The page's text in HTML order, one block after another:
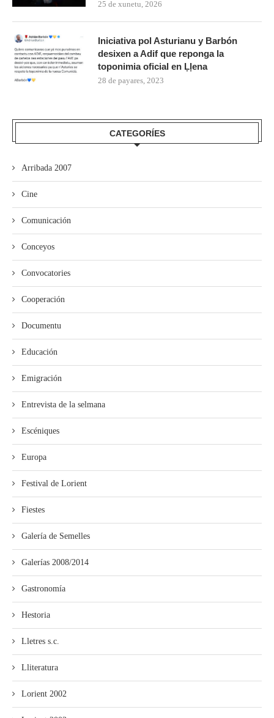
25 de xunetu, 2026
Iniciativa pol Asturianu y Barbón
desixen a Adif que reponga la
toponimia oficial en Ḷḷena
28 de payares, 2023
CATEGORÍES
Arribada 2007
Cine
Comunicación
Conceyos
Convocatories
Cooperación
Documentu
Educación
Emigración
Entrevista de la selmana
Escéniques
Europa
Festival de Lorient
Fiestes
Galería de Semelles
Galerías 2008/2014
Gastronomía
Hestoria
Lletres s.c.
Lliteratura
Lorient 2002